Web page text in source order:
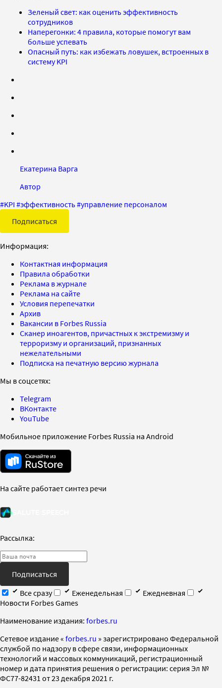
Зеленый свет: как оценить эффективность
сотрудников
Наперегонки: 4 правила, которые помогут вам
больше успевать
Опасный путь: как избежать ловушек, встроенных в
систему KPI
Екатерина Варга
Автор
#KPI #эффективность#управление персоналом
Подписаться
Информация:
Контактная информация
Правила обработки
Реклама в журнале
Реклама на сайте
Условия перепечатки
Архив
Вакансии в Forbes Russia
Сканер иноагентов, причастных к экстремизму и
терроризму и организаций, признанных
нежелательными
Подписка на печатную версию журнала
Мы в соцсетях:
Telegram
ВКонтакте
YouTube
Мобильное приложение Forbes Russia на Android
На сайте работает синтез речи
Рассылка:
Подписаться
Все сразу
Еженедельная
Ежедневная
Новости Forbes Games
Наименование издания: forbes.ru
Cетевое издание « forbes.ru » зарегистрировано Федеральной
службой по надзору в сфере связи, информационных
технологий и массовых коммуникаций, регистрационный
номер и дата принятия решения о регистрации: серия Эл №
ФС77-82431 от 23 декабря 2021 г.